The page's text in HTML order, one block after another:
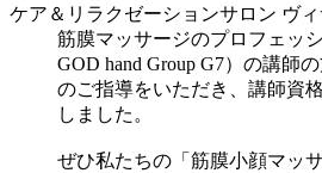
ケア＆リラクゼーションサロン ヴ
筋膜マッサージのプロフェッ
GOD hand Group G7）の講師
のご指導をいただき、講師資
しました。
ぜひ私たちの「筋膜小顔マッ